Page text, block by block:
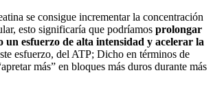
se consigue incrementar la concentración
esto significaría que podríamos prolongar
un esfuerzo de alta intensidad y acelerar la
esfuerzo, del ATP; Dicho en términos de
más” en bloques más duros durante más